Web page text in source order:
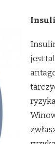
jest